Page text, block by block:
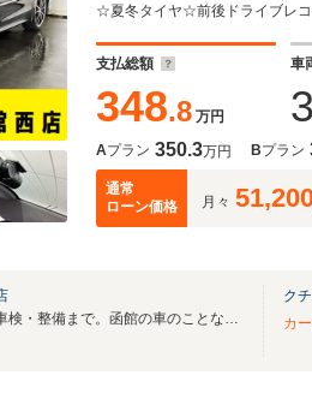
部座席ロールサン
ニター 走行セレ
支払総額
348.8 万円
車
Aプラン 350.3万円 Bプラン
通常
ローン価格
月々
☆★買う・売る・車検・整備まで。函館の車のことならカーセブン函館西店へ☆★
ク
カ